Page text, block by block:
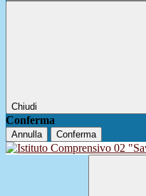
Chiudi
Conferma
Annulla Conferma